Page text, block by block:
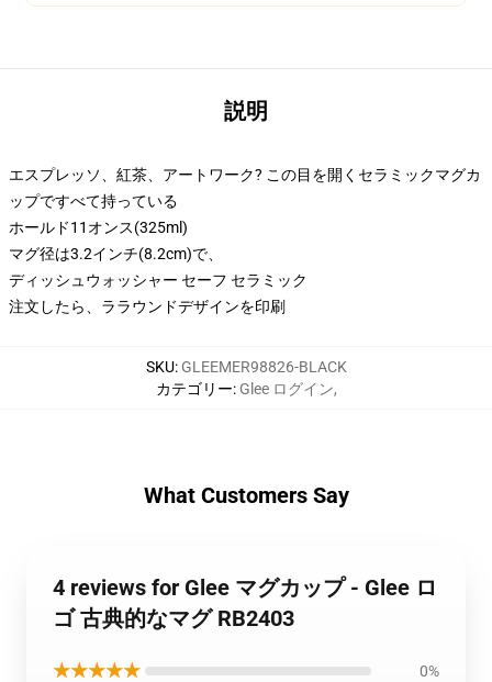
説明
エスプレッソ、紅茶、アートワーク? この目を開くセラミックマグカ
ップですべて持っている
ホールド11オンス(325ml)
マグ径は3.2インチ(8.2cm)で、
ディッシュウォッシャー セーフ セラミック
注文したら、ララウンドデザインを印刷
SKU: GLEEMER98826-BLACK
カテゴリー: Glee ログイン,
What Customers Say
4 reviews for Glee マグカップ - Glee ロ
ゴ 古典的なマグ RB2403
★★★★★ 0%